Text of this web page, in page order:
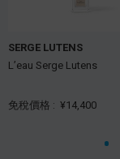
SERGE LUTENS
L’eau Serge Lutens
免稅價格 : ¥14,400